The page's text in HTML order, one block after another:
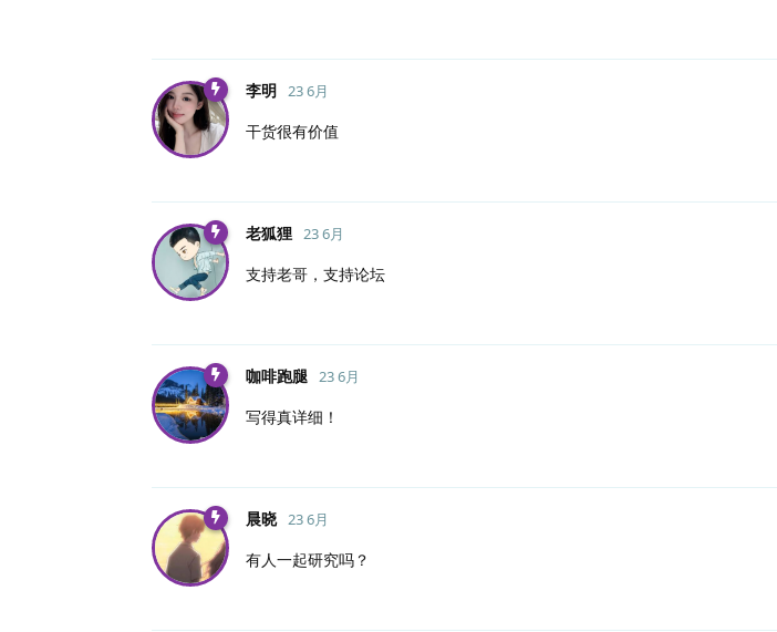
李明 23 6月
干货很有价值
老狐狸 23 6月
支持老哥，支持论坛
咖啡跑腿 23 6月
写得真详细！
晨晓 23 6月
有人一起研究吗？